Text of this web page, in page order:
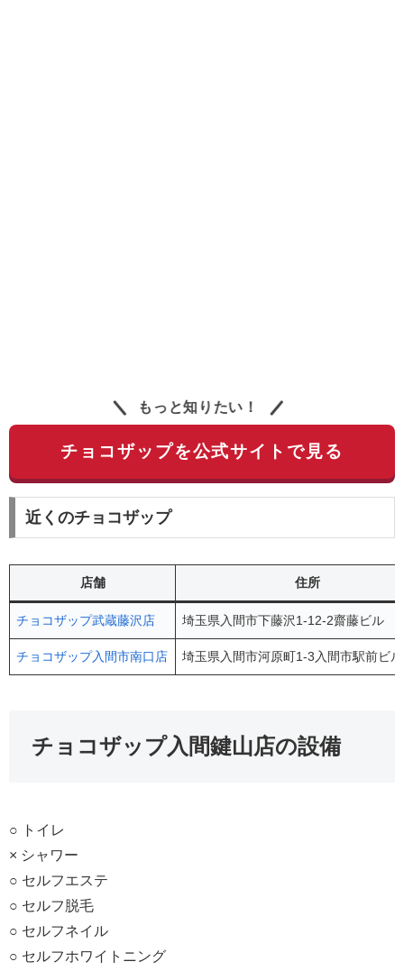
もっと知りたい！
チョコザップを公式サイトで見る
近くのチョコザップ
店舗 住所
チョコザップ武蔵藤沢店 埼玉県入間市下藤沢1-12-2齋藤ビル
チョコザップ入間市南口店 埼玉県入間市河原町1-3入間市駅前ビ
チョコザップ入間鍵山店の設備
○ トイレ
× シャワー
○ セルフエステ
○ セルフ脱毛
○ セルフネイル
○ セルフホワイトニング